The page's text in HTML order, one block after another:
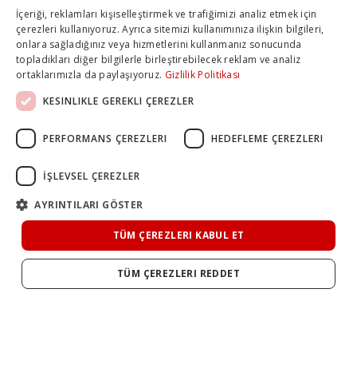
İçeriği, reklamları kişiselleştirmek ve trafiğimizi analiz etmek için
çerezleri kullanıyoruz. Ayrıca sitemizi kullanımınıza ilişkin bilgileri,
onlara sağladığınız veya hizmetlerini kullanmanız sonucunda
topladıkları diğer bilgilerle birleştirebilecek reklam ve analiz
ortaklarımızla da paylaşıyoruz. Gizlilik Politikası
KESINLIKLE GEREKLI ÇEREZLER
PERFORMANS ÇEREZLERI HEDEFLEME ÇEREZLERI
İŞLEVSEL ÇEREZLER
AYRINTILARI GÖSTER
TÜM ÇEREZLERI KABUL ET
TÜM ÇEREZLERI REDDET